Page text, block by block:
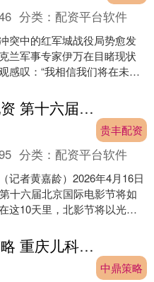
分类：配资平台软件
突中的红军城战役局势愈发
兰军事专家伊万在目睹现状
感叹：“我相信我们将在未来
包围圈，日.... 贵丰配资 第十六届北影节公布首批“天坛奖”入围影片，四部中国影片入围
贵丰配资
分类：配资平台软件
记者黄嘉龄）2026年4月16日
十六届北京国际电影节将如
这10天里，北影节将以光影
上....
中鼎策略 重庆儿科医生刘景远：ADHD易被激怒？这份“情绪降温”指南请收好！
中鼎策略